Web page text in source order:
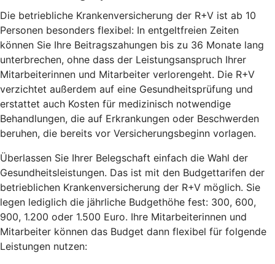
Die betriebliche Krankenversicherung der R+V ist ab 10
Personen besonders flexibel: In entgeltfreien Zeiten
können Sie Ihre Beitragszahungen bis zu 36 Monate lang
unterbrechen, ohne dass der Leistungsanspruch Ihrer
Mitarbeiterinnen und Mitarbeiter verlorengeht. Die R+V
verzichtet außerdem auf eine Gesundheitsprüfung und
erstattet auch Kosten für medizinisch notwendige
Behandlungen, die auf Erkrankungen oder Beschwerden
beruhen, die bereits vor Versicherungsbeginn vorlagen.
Überlassen Sie Ihrer Belegschaft einfach die Wahl der
Gesundheitsleistungen. Das ist mit den Budgettarifen der
betrieblichen Krankenversicherung der R+V möglich. Sie
legen lediglich die jährliche Budgethöhe fest: 300, 600,
900, 1.200 oder 1.500 Euro. Ihre Mitarbeiterinnen und
Mitarbeiter können das Budget dann flexibel für folgende
Leistungen nutzen: